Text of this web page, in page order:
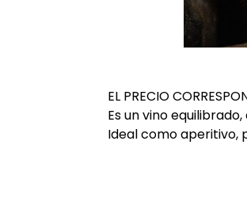
EL PRECIO
Es un vino
Ideal como aperitivo,